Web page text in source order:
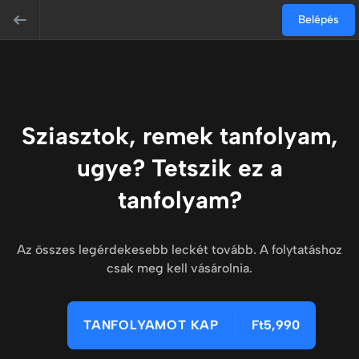
Belépés
Sziasztok, remek tanfolyam,
ugye? Tetszik ez a
tanfolyam?
Az összes legérdekesebb leckét tovább. A folytatáshoz
csak meg kell vásárolnia.
TANFOLYAMOT KAP Ft5,990